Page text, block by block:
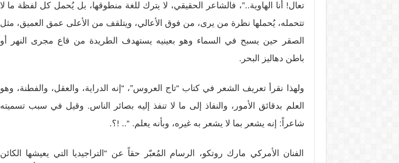
تعال! أنا الهاوية..”، فالشاعر الحقيقي، لا يترك للغة منطوقها، بل يُحمل كل لفظة ما لا
تتحمله، يُحملها نظرة من يرى، من فوق الأعالي، ويتلقف من الأعلى عمق العميق، مثل
الصقر حين يسبح في السماء وهو بعينيه يستهدف الطريدة من قاع مجرى النهر أو
باطن دهاليز البحر.
ولهذا نقرأ تعريف الشعر في كتاب “تاج العروس”، “إنه الدراية، والعقل، والفطنة، وهو
العلم بدقائق الأمور، والنفاذ إلى ما لا تنفذ إليه بصائر الناس. وقيل في سبب تسميته
شاعراً: إنه يشعر بما لا يشعر به غيره، وبأنه يعلم. “.. !؟.
الفنان الأمركي مارك روتكو، الرسام المُعبّر حقاً عن “التراجيديا التي يعيشها الكائن